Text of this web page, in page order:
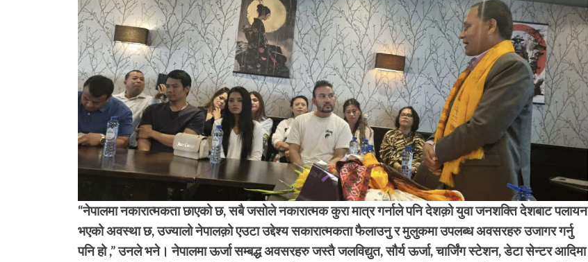
“नेपालमा नकारात्मकता छाएको छ, सबै जसोले नकारात्मक कुरा मात्र गर्नाले पनि देशक़ो युवा जनशक्ति देशबाट पलायन
भएको अवस्था छ, उज्यालो नेपालक़ो एउटा उद्देश्य सकारात्मकता फैलाउनु र मुलुकमा उपलब्ध अवसरहरु उजागर गर्नु
पनि हो ,” उनले भने। नेपालमा ऊर्जा सम्बद्ध अवसरहरु जस्तै जलविद्युत, सौर्य ऊर्जा, चार्जिंग स्टेशन, डेटा सेन्टर आदिमा